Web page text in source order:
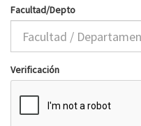
Facultad/Depto
Verificación